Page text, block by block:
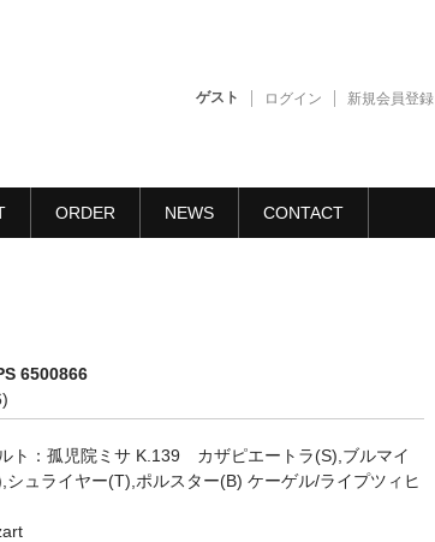
ゲスト ログイン 新規会員登録
ORDER NEWS CONTACT
6500866
ト：孤児院ミサ K.139 カザピエートラ(S),ブルマイ
シュライヤー(T),ポルスター(B) ケーゲル/ライプツィヒ